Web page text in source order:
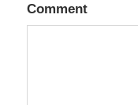
Comment